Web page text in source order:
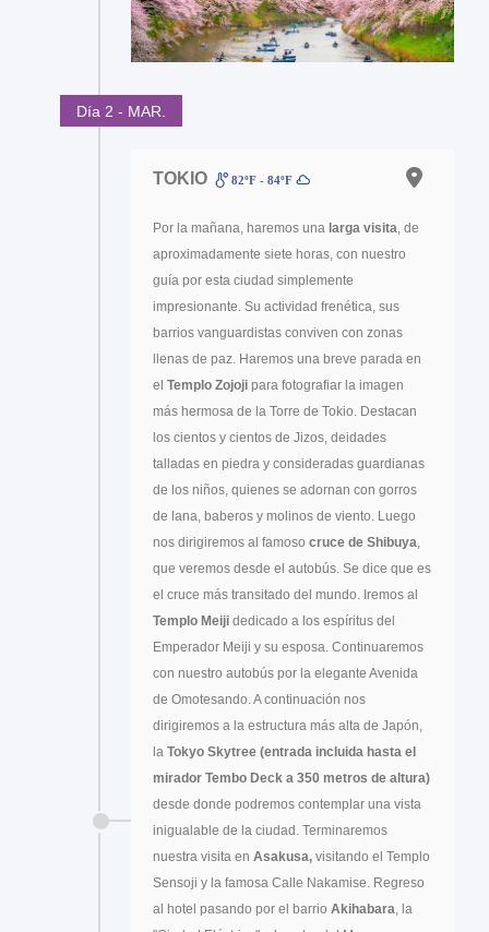
Día 2 - MAR.
TOKIO 82ºF - 84ºF
Por la mañana, haremos una larga visita, de
aproximadamente siete horas, con nuestro
guía por esta ciudad simplemente
impresionante. Su actividad frenética, sus
barrios vanguardistas conviven con zonas
llenas de paz. Haremos una breve parada en
el Templo Zojoji para fotografiar la imagen
más hermosa de la Torre de Tokio. Destacan
los cientos y cientos de Jizos, deidades
talladas en piedra y consideradas guardianas
de los niños, quienes se adornan con gorros
de lana, baberos y molinos de viento. Luego
nos dirigiremos al famoso cruce de Shibuya,
que veremos desde el autobús. Se dice que es
el cruce más transitado del mundo. Iremos al
Templo Meiji dedicado a los espíritus del
Emperador Meiji y su esposa. Continuaremos
con nuestro autobús por la elegante Avenida
de Omotesando. A continuación nos
dirigiremos a la estructura más alta de Japón,
la Tokyo Skytree (entrada incluida hasta el
mirador Tembo Deck a 350 metros de altura)
desde donde podremos contemplar una vista
inigualable de la ciudad. Terminaremos
nuestra visita en Asakusa, visitando el Templo
Sensoji y la famosa Calle Nakamise. Regreso
al hotel pasando por el barrio Akihabara, la